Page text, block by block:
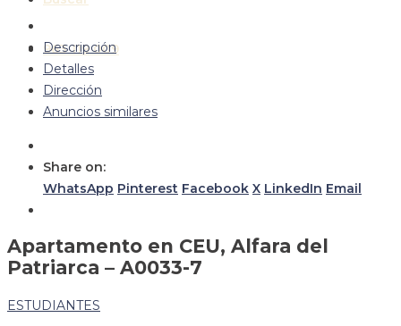
963 119 009
Descripción
Detalles
Dirección
Anuncios similares
Share on:
WhatsApp Pinterest Facebook X LinkedIn Email
Apartamento en CEU, Alfara del
Patriarca – A0033-7
ESTUDIANTES